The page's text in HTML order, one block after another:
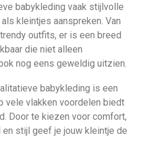
babykleding vaak stijlvolle
kleintjes aanspreken. Van
outfits, er is een breed
die niet alleen
nog eens geweldig uitzien.
babykleding is een
vele vlakken voordelen biedt
Door te kiezen voor comfort,
stijl geef je jouw kleintje de